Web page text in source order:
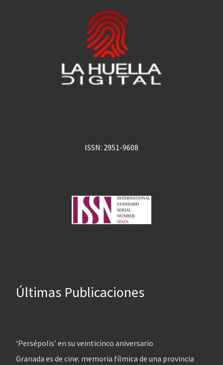
ISSN: 2951-9608
Últimas Publicaciones
‘Persépolis’ en su veinticinco aniversario
Granada es de cine: memoria fílmica de una provincia